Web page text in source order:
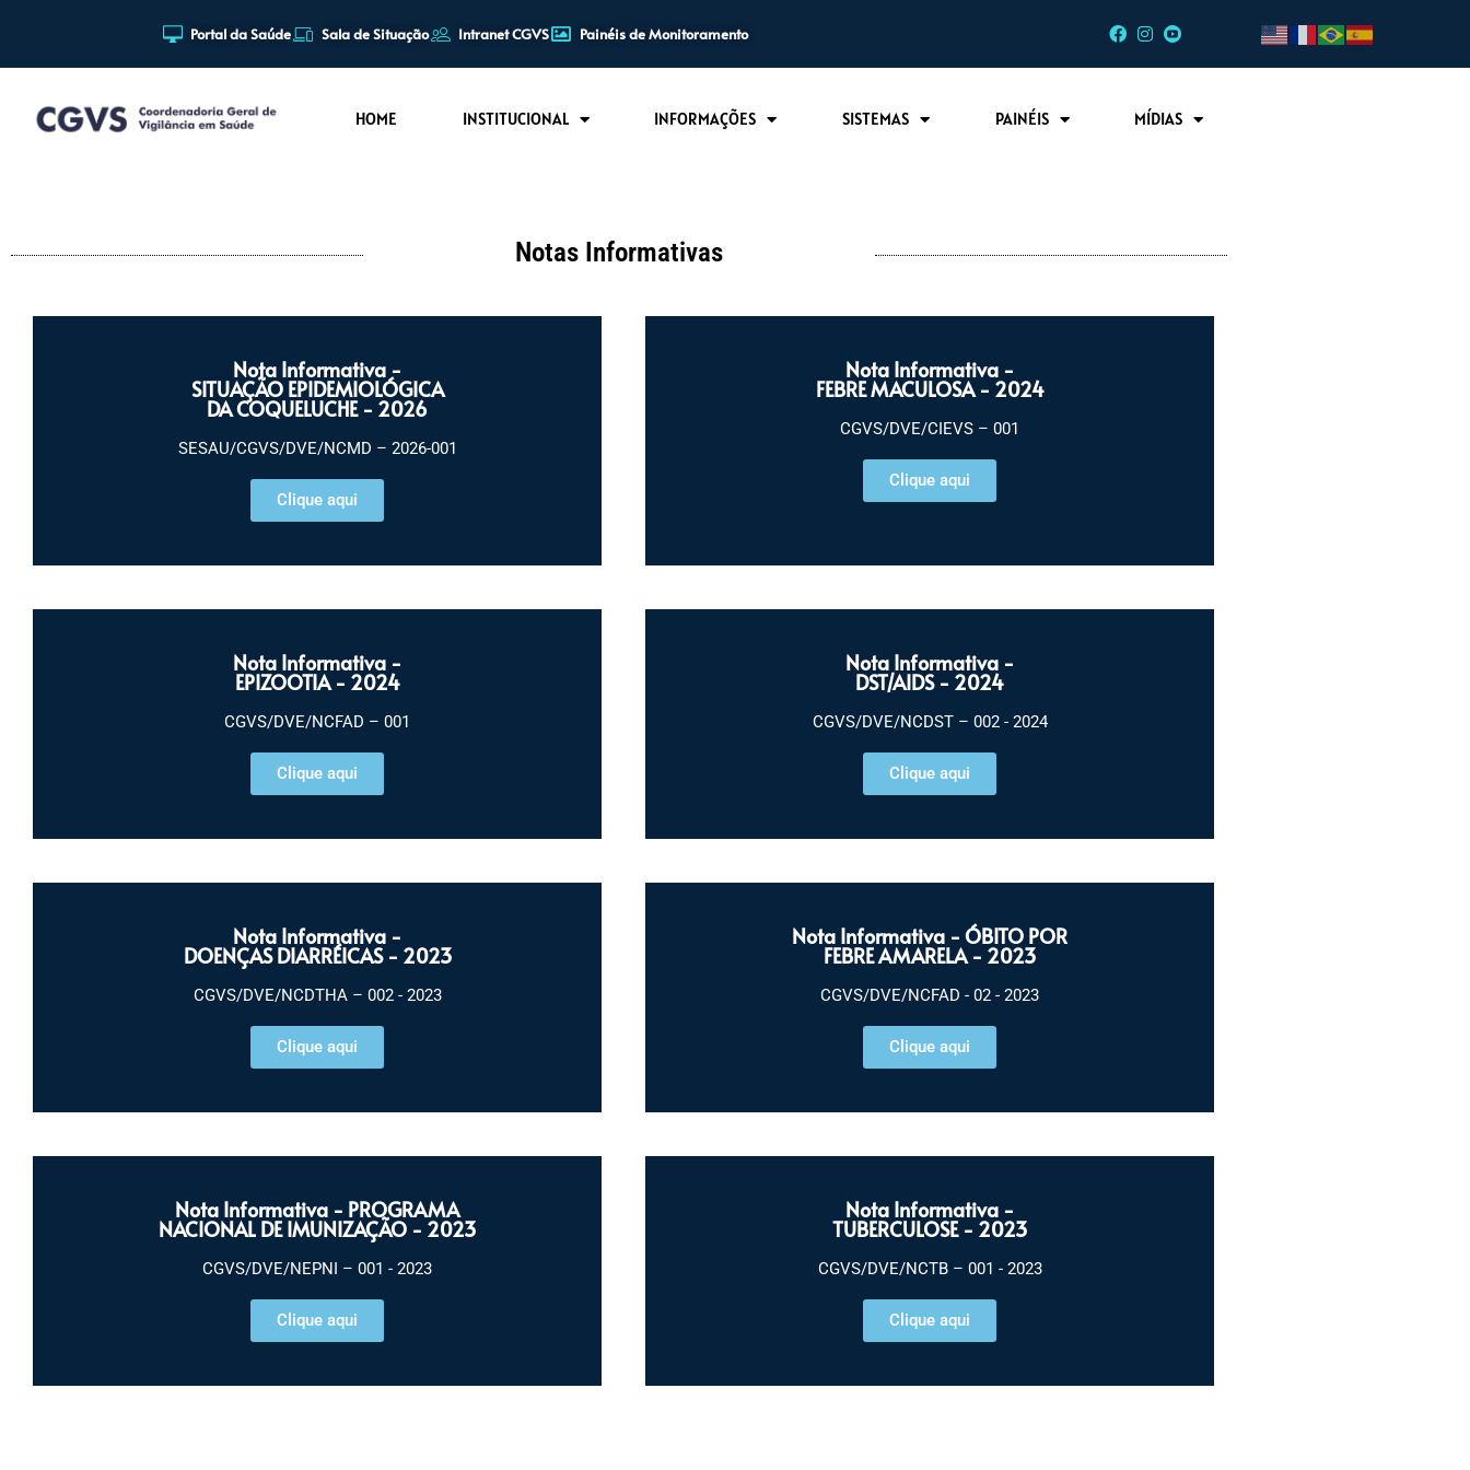
Portal da Saúde Sala de Situação Intranet CGVS Painéis de Monitoramento
HOME INSTITUCIONAL INFORMAÇÕES SISTEMAS PAINÉIS MÍDIAS
Notas Informativas
Nota Informativa -
SITUAÇÃO EPIDEMIOLÓGICA
DA COQUELUCHE - 2026
SESAU/CGVS/DVE/NCMD – 2026-001
Clique aqui
Nota Informativa -
FEBRE MACULOSA - 2024
CGVS/DVE/CIEVS – 001
Clique aqui
Nota Informativa -
EPIZOOTIA - 2024
CGVS/DVE/NCFAD – 001
Clique aqui
Nota Informativa -
DST/AIDS - 2024
CGVS/DVE/NCDST – 002 - 2024
Clique aqui
Nota Informativa -
DOENÇAS DIARRÉICAS - 2023
CGVS/DVE/NCDTHA – 002 - 2023
Clique aqui
Nota Informativa - ÓBITO POR
FEBRE AMARELA - 2023
CGVS/DVE/NCFAD - 02 - 2023
Clique aqui
Nota Informativa - PROGRAMA
NACIONAL DE IMUNIZAÇÃO - 2023
CGVS/DVE/NEPNI – 001 - 2023
Clique aqui
Nota Informativa -
TUBERCULOSE - 2023
CGVS/DVE/NCTB – 001 - 2023
Clique aqui